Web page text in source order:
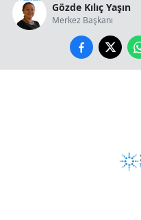
Gözde Kılıç Yaşın
Merkez Başkanı